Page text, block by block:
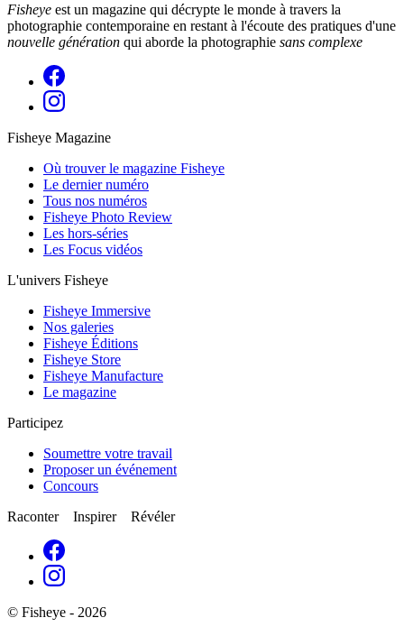
Fisheye est un magazine qui décrypte le monde à travers la
photographie contemporaine en restant à l'écoute des pratiques d'une
nouvelle génération qui aborde la photographie sans complexe
Fisheye Magazine
Où trouver le magazine Fisheye
Le dernier numéro
Tous nos numéros
Fisheye Photo Review
Les hors-séries
Les Focus vidéos
L'univers Fisheye
Fisheye Immersive
Nos galeries
Fisheye Éditions
Fisheye Store
Fisheye Manufacture
Le magazine
Participez
Soumettre votre travail
Proposer un événement
Concours
Raconter Inspirer Révéler
© Fisheye - 2026